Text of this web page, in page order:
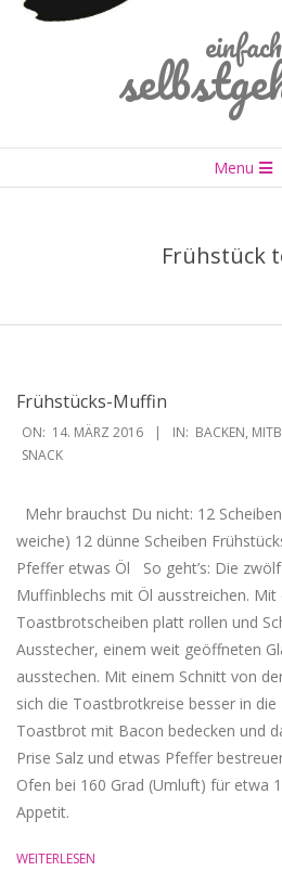
einfach
Navigation
Menu
Frühstück
Frühstücks-Muffin
2016-
03-
ON: 14. MÄRZ 2016 IN: BACKEN,
SNACK
Mehr brauchst Du nicht: 12
weiche) 12 dünne Scheiben
Pfeffer etwas Öl So geht’s: Die
Muffinblechs mit Öl ausstreichen. Mit
Toastbrotscheiben platt rollen und
Ausstecher, einem weit geöffneten
ausstechen. Mit einem Schnitt von
sich die Toastbrotkreise besser in
Toastbrot mit Bacon bedecken und
Prise Salz und etwas Pfeffer
Ofen bei 160 Grad (Umluft) für etwa
Appetit.
WEITERLESEN